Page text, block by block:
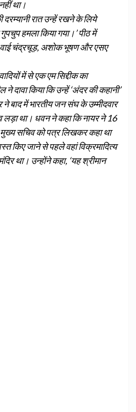
था।
रात उन्हें रखने के लिये
हमला किया गया।’पीठ में
वाई चंद्रचूड़, अशोक भूषण और एसए
में से एक एम सिद्दीक का
ने दावा किया कि उन्हें ‘अंदर की कहानी’
ने बाद में भारतीय जन संघ के उम्मीदवार
लड़ा था। धवन ने कहा कि नायर ने 16
सचिव को पत्र लिखकर कहा था
किए जाने से पहले वहां विक्रमादित्य
था। उन्होंने कहा, ‘यह श्रीमान